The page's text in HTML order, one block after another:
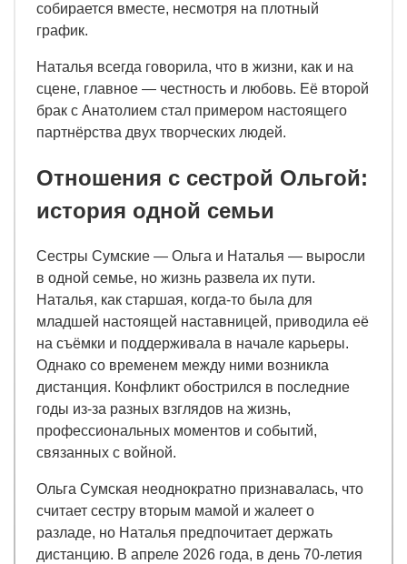
собирается вместе, несмотря на плотный
график.
Наталья всегда говорила, что в жизни, как и на
сцене, главное — честность и любовь. Её второй
брак с Анатолием стал примером настоящего
партнёрства двух творческих людей.
Отношения с сестрой Ольгой:
история одной семьи
Сестры Сумские — Ольга и Наталья — выросли
в одной семье, но жизнь развела их пути.
Наталья, как старшая, когда-то была для
младшей настоящей наставницей, приводила её
на съёмки и поддерживала в начале карьеры.
Однако со временем между ними возникла
дистанция. Конфликт обострился в последние
годы из-за разных взглядов на жизнь,
профессиональных моментов и событий,
связанных с войной.
Ольга Сумская неоднократно признавалась, что
считает сестру вторым мамой и жалеет о
разладе, но Наталья предпочитает держать
дистанцию. В апреле 2026 года, в день 70-летия